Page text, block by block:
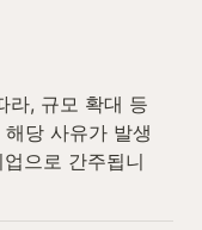
라, 규모 확대 등
당 사유가 발생
으로 간주됩니